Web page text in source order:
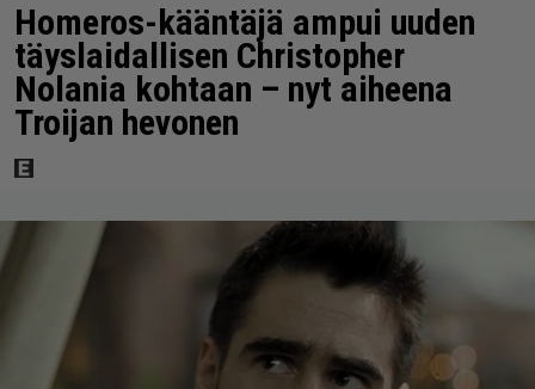
Homeros-kääntäjä ampui uuden
täyslaidallisen Christopher
Nolania kohtaan – nyt aiheena
Troijan hevonen